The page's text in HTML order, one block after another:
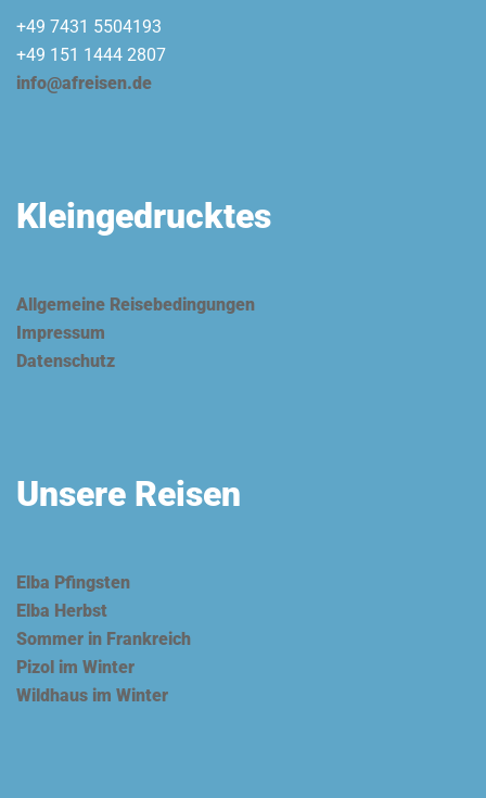
+49 7431 5504193
+49 151 1444 2807
info@afreisen.de
Kleingedrucktes
Allgemeine Reisebedingungen
Impressum
Datenschutz
Unsere Reisen
Elba Pfingsten
Elba Herbst
Sommer in Frankreich
Pizol im Winter
Wildhaus im Winter